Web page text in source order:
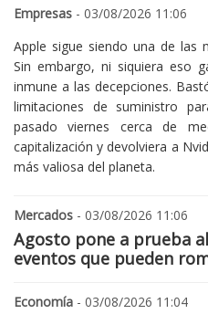
Empresas - 03/08/2026 11:06
Apple sigue siendo una de las
Sin embargo, ni siquiera eso
inmune a las decepciones.
limitaciones de suministro
pasado viernes cerca de
capitalización y devolviera a
más valiosa del planeta.
Mercados - 03/08/2026 11:06
Agosto pone a prueba
eventos que pueden
Economía - 03/08/2026 11:04